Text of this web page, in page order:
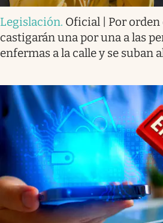
Legislación. Oficial | Por
castigarán una por una a las
enfermas a la calle y se suban